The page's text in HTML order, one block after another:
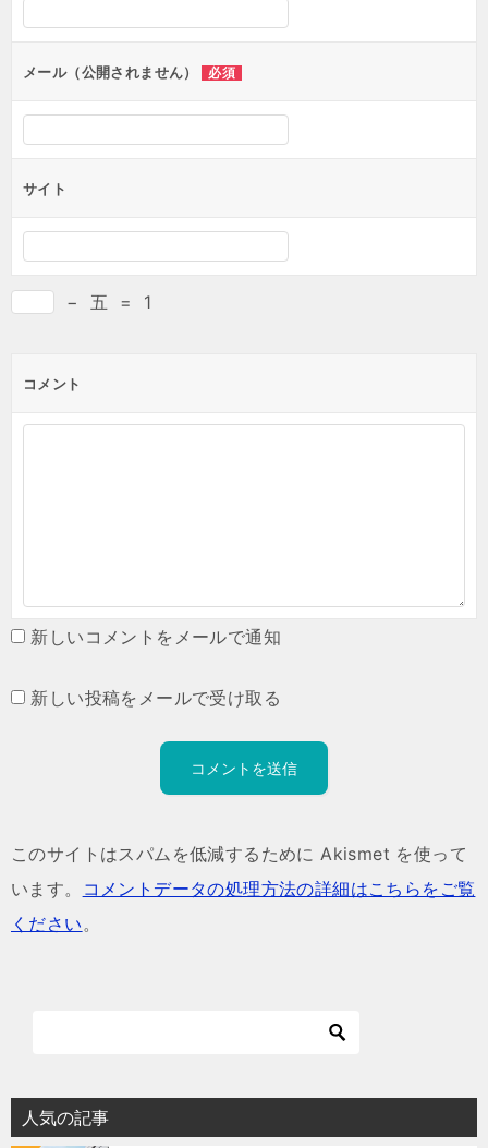
メール（公開されません） 必須
サイト
− 五 = 1
コメント
新しいコメントをメールで通知
新しい投稿をメールで受け取る
このサイトはスパムを低減するために Akismet を使って
います。
コメントデータの処理方法の詳細はこちらをご覧
ください。
人気の記事